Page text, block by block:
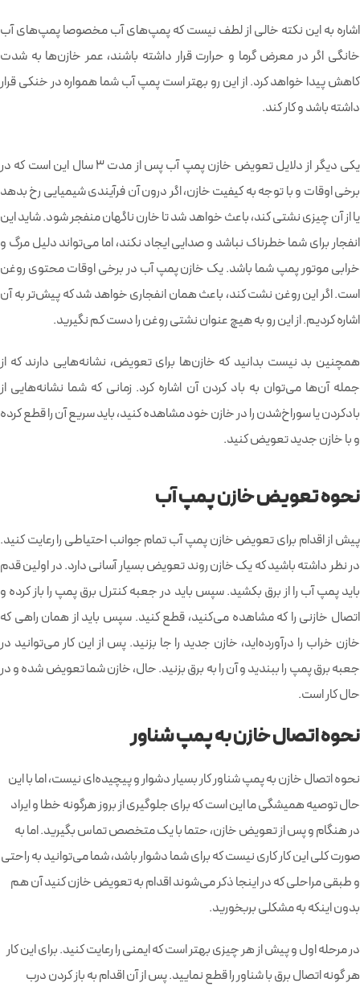
اشاره به این نکته خالی از لطف نیست که پمپ‌های آب مخصوصا پمپ‌های آب
خانگی اگر در معرض گرما و حرارت قرار داشته باشند، عمر خازن‌ها به شدت
کاهش پیدا خواهد کرد. از این رو بهتر است پمپ آب شما همواره در خنکی قرار
داشته باشد و کار کند.
یکی دیگر از دلایل تعویض خازن پمپ آب پس از مدت 3 سال این است که در
برخی اوقات و با توجه به کیفیت خازن، اگر درون آن فرآیندی شیمیایی رخ بدهد
یا از آن چیزی نشتی کند، باعث خواهد شد تا خارن ناگهان منفجر شود. شاید این
انفجار برای شما خطرناک نباشد و صدایی ایجاد نکند، اما می‌تواند دلیل مرگ و
خرابی موتور پمپ شما باشد. یک خازن پمپ آب در برخی اوقات محتوی روغن
است. اگر این روغن نشت کند، باعث همان انفجاری خواهد شد که پیش‌تر به آن
اشاره کردیم. از این رو به هیچ عنوان نشتی روغن را دست کم نگیرید.
همچنین بد نیست بدانید که خازن‌ها برای تعویض، نشانه‌هایی دارند که از
جمله آن‌ها می‌توان به باد کردن آن اشاره کرد. زمانی که شما نشانه‌هایی از
بادکردن یا سوراخ‌شدن را در خازن خود مشاهده کنید، باید سریع آن را قطع کرده
و با خازن جدید تعویض کنید.
نحوه تعویض خازن پمپ آب
پیش از اقدام برای تعویض خازن پمپ آب تمام جوانب احتیاطی را رعایت کنید.
در نظر داشته باشید که یک خازن روند تعویض بسیار آسانی دارد. در اولین قدم
باید پمپ آب را از برق بکشید. سپس باید در جعبه کنترل برق پمپ را باز کرده و
اتصال خازنی را که مشاهده می‌کنید، قطع کنید. سپس باید از همان راهی که
خازن خراب را درآورده‌اید، خازن جدید را جا بزنید. پس از این کار می‌توانید در
جعبه برق پمپ را ببندید و آن را به برق بزنید. حال، خازن شما تعویض شده و در
حال کار است.
نحوه اتصال خازن به پمپ شناور
نحوه اتصال خازن به پمپ شناور کار بسیار دشوار و پیچیده‌ای نیست، اما با این
حال توصیه همیشگی ما این است که برای جلوگیری از بروز هرگونه خطا و ایراد
در هنگام و پس از تعویض خازن، حتما با یک متخصص تماس بگیرید. اما به
صورت کلی این کار کاری نیست که برای شما دشوار باشد، شما می‌‎توانید به راحتی
و طبقی مراحلی که در اینجا ذکر می‌شوند اقدام به تعویض خازن کنید آن هم
بدون اینکه به مشکلی بربخورید.
در مرحله اول و پیش از هر چیزی بهتر است که ایمنی را رعایت کنید. برای این کار
هر گونه اتصال برق با شناور را قطع نمایید. پس از آن اقدام به باز کردن درب